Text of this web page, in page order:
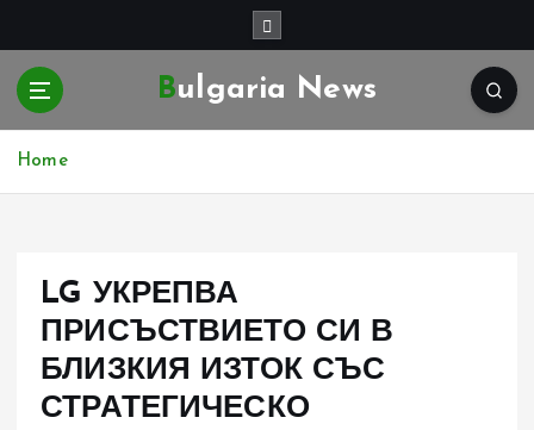
Bulgaria News
Home
LG УКРЕПВА
ПРИСЪСТВИЕТО СИ В
БЛИЗКИЯ ИЗТОК СЪС
СТРАТЕГИЧЕСКО